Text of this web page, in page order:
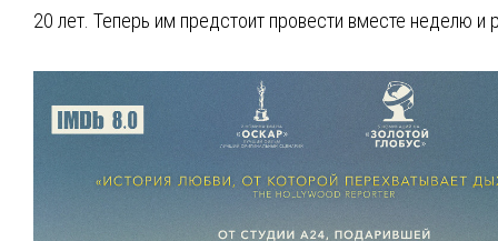
20 лет. Теперь им предстоит провести вместе неделю и